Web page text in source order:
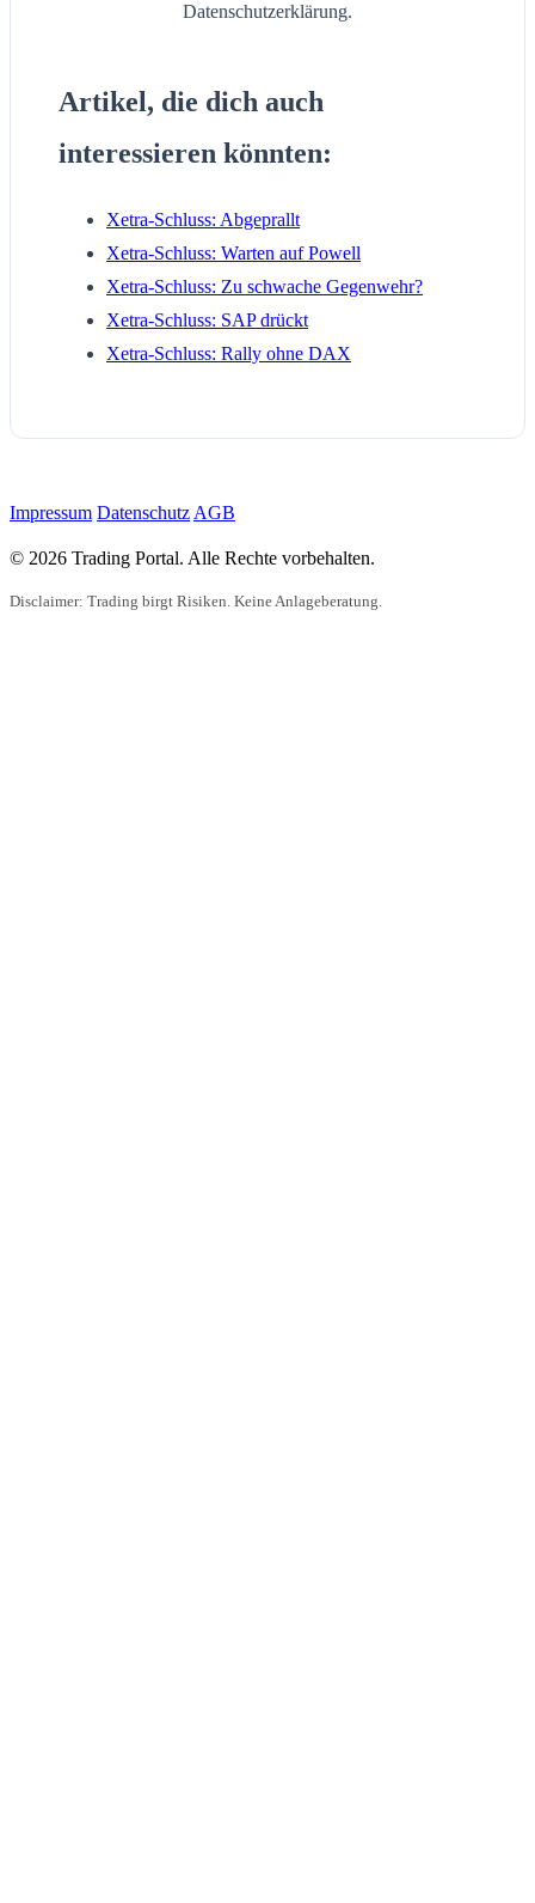
Datenschutzerklärung.
Artikel, die dich auch
interessieren könnten:
Xetra-Schluss: Abgeprallt
Xetra-Schluss: Warten auf Powell
Xetra-Schluss: Zu schwache Gegenwehr?
Xetra-Schluss: SAP drückt
Xetra-Schluss: Rally ohne DAX
Impressum Datenschutz AGB
© 2026 Trading Portal. Alle Rechte vorbehalten.
Disclaimer: Trading birgt Risiken. Keine Anlageberatung.